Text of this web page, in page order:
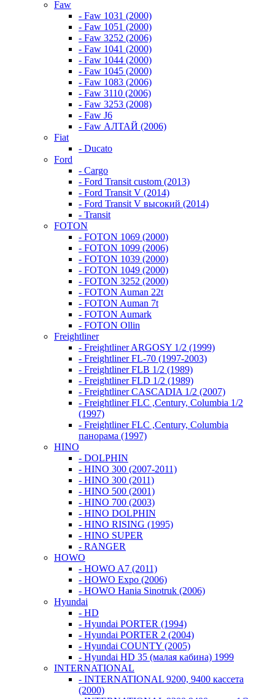
Faw
- Faw 1031 (2000)
- Faw 1051 (2000)
- Faw 3252 (2006)
- Faw 1041 (2000)
- Faw 1044 (2000)
- Faw 1045 (2000)
- Faw 1083 (2006)
- Faw 3110 (2006)
- Faw 3253 (2008)
- Faw J6
- Faw АЛТАЙ (2006)
Fiat
- Ducato
Ford
- Cargo
- Ford Transit custom (2013)
- Ford Transit V (2014)
- Ford Transit V высокий (2014)
- Transit
FOTON
- FOTON 1069 (2000)
- FOTON 1099 (2006)
- FOTON 1039 (2000)
- FOTON 1049 (2000)
- FOTON 3252 (2000)
- FOTON Auman 22t
- FOTON Auman 7t
- FOTON Aumark
- FOTON Ollin
Freightliner
- Freightliner ARGOSY 1/2 (1999)
- Freightliner FL-70 (1997-2003)
- Freightliner FLB 1/2 (1989)
- Freightliner FLD 1/2 (1989)
- Freightliner CASCADIA 1/2 (2007)
- Freightliner FLC ,Century, Columbia 1/2
(1997)
- Freightliner FLC ,Century, Columbia
панорама (1997)
HINO
- DOLPHIN
- HINO 300 (2007-2011)
- HINO 300 (2011)
- HINO 500 (2001)
- HINO 700 (2003)
- HINO DOLPHIN
- HINO RISING (1995)
- HINO SUPER
- RANGER
HOWO
- HOWO A7 (2011)
- HOWO Expo (2006)
- HOWO Hania Sinotruk (2006)
Hyundai
- HD
- Hyundai PORTER (1994)
- Hyundai PORTER 2 (2004)
- Hyundai COUNTY (2005)
- Hyundai HD 35 (малая кабина) 1999
INTERNATIONAL
- INTERNATIONAL 9200, 9400 кассета
(2000)